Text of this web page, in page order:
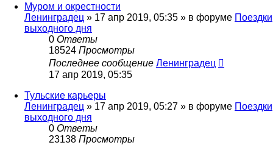
Муром и окрестности
Ленинградец » 17 апр 2019, 05:35 » в форуме Поездки
выходного дня
0 Ответы
18524 Просмотры
Последнее сообщение Ленинградец
17 апр 2019, 05:35
Тульские карьеры
Ленинградец » 17 апр 2019, 05:27 » в форуме Поездки
выходного дня
0 Ответы
23138 Просмотры